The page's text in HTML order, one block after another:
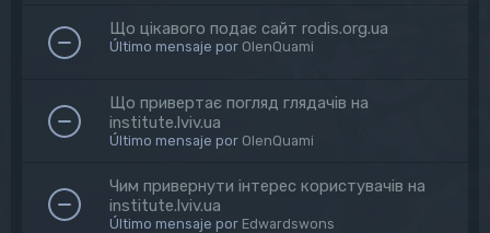
Що цікавого подає сайт rodis.org.ua
Último mensaje por OlenQuami
Що привертає погляд глядачів на
institute.lviv.ua
Último mensaje por OlenQuami
Чим привернути інтерес користувачів на
institute.lviv.ua
Último mensaje por Edwardswons